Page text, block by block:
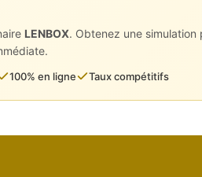
LENBOX. Obtenez une simulation
100% en ligne Taux compétitifs